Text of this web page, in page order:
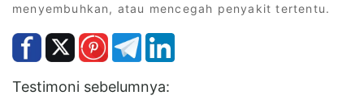
menyembuhkan, atau mencegah penyakit tertentu.
Testimoni sebelumnya: